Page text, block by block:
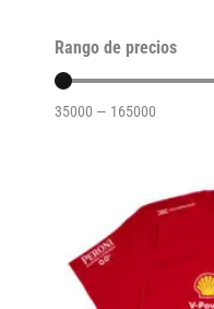
Rango de precios
35000 — 165000